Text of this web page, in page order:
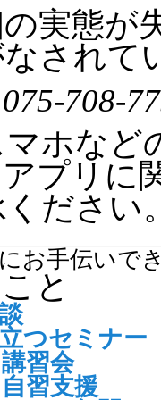
実態が
されて
708-
ホなど
プリに
ださい